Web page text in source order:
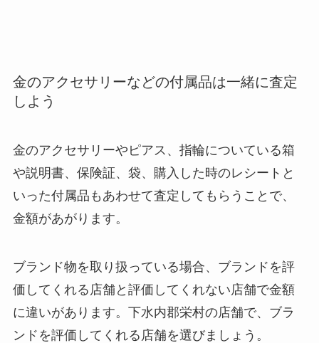
金のアクセサリーなどの付属品は一緒に査定
しよう
金のアクセサリーやピアス、指輪についている箱
や説明書、保険証、袋、購入した時のレシートと
いった付属品もあわせて査定してもらうことで、
金額があがります。
ブランド物を取り扱っている場合、ブランドを評
価してくれる店舗と評価してくれない店舗で金額
に違いがあります。下水内郡栄村の店舗で、ブラ
ンドを評価してくれる店舗を選びましょう。